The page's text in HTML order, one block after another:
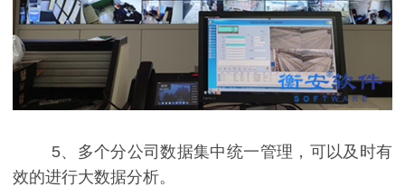
5、多个分公司数据集中统一管理，可以及时有
效的进行大数据分析。